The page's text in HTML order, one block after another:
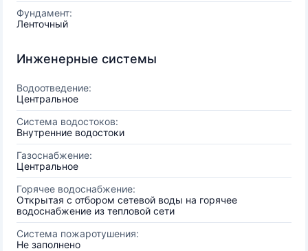
Фундамент:
Ленточный
Инженерные системы
Водоотведение:
Центральное
Система водостоков:
Внутренние водостоки
Газоснабжение:
Центральное
Горячее водоснабжение:
Открытая с отбором сетевой воды на горячее
водоснабжение из тепловой сети
Система пожаротушения:
Не заполнено